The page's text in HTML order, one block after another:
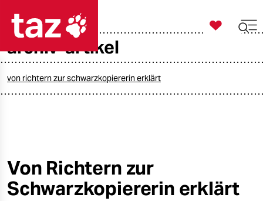
taz zahl ich
öko
gesellschaft

taz zahl ich
archiv-artikel
von richtern zur schwarzkopiererin erklärt
Von Richtern zur
Schwarzkopiererin erklärt